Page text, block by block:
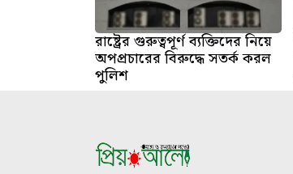
রাষ্ট্রের গুরুত্বপূর্ণ ব্যক্তিদের নিয়ে
অপপ্রচারের বিরুদ্ধে সতর্ক করল
পুলিশ